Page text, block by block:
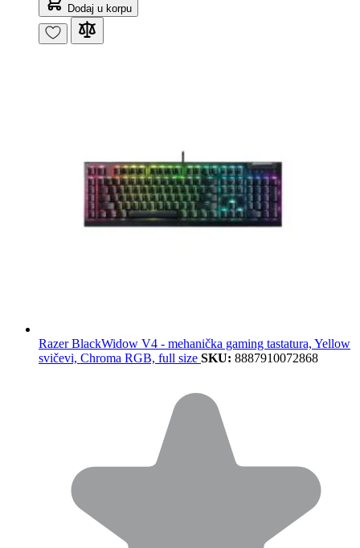
Dodaj u korpu
Razer BlackWidow V4 - mehanička gaming tastatura, Yellow
svičevi, Chroma RGB, full size SKU: 8887910072868